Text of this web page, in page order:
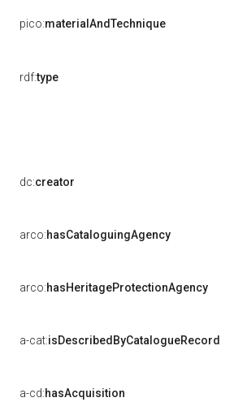
pico:materialAndTechnique
rdf:type
dc:creator
arco:hasCataloguingAgency
arco:hasHeritageProtectionAgency
a-cat:isDescribedByCatalogueRecord
a-cd:hasAcquisition